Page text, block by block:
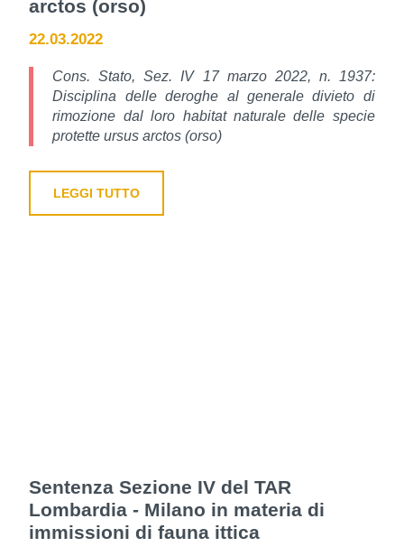
arctos (orso)
22.03.2022
Cons. Stato, Sez. IV 17 marzo 2022, n. 1937:
Disciplina delle deroghe al generale divieto di
rimozione dal loro habitat naturale delle specie
protette ursus arctos (orso)
LEGGI TUTTO
Sentenza Sezione IV del TAR
Lombardia - Milano in materia di
immissioni di fauna ittica